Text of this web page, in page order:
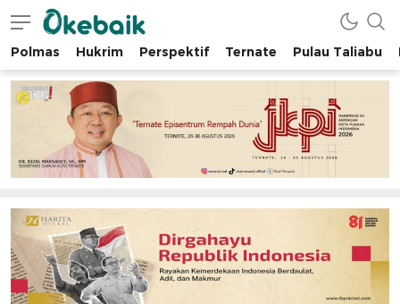
Okebaik.id
Baiknya Dibaca
Polmas Hukrim Perspektif Ternate Pulau Taliabu